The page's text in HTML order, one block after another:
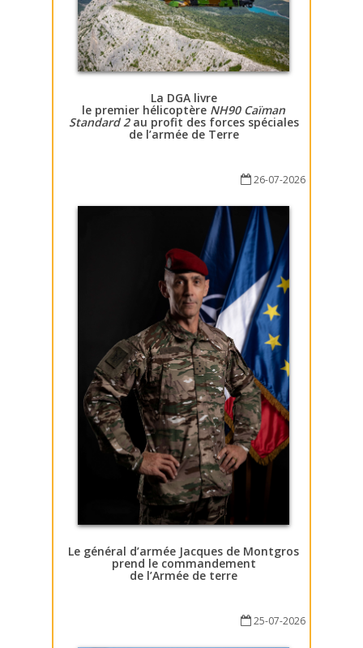
La DGA livre
le premier hélicoptère NH90 Caïman
Standard 2au profit des forces spéciales
de l’armée de Terre
26-07-2026
Le général d’armée Jacques de Montgros
prend le commandement
de l’Armée de terre
25-07-2026